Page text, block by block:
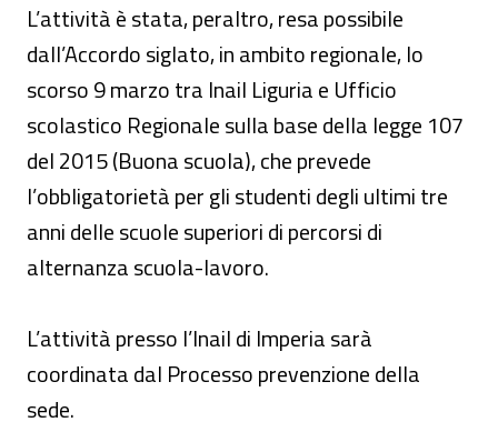
L’attività è stata, peraltro, resa possibile
dall’Accordo siglato, in ambito regionale, lo
scorso 9 marzo tra Inail Liguria e Ufficio
scolastico Regionale sulla base della legge 107
del 2015 (Buona scuola), che prevede
l’obbligatorietà per gli studenti degli ultimi tre
anni delle scuole superiori di percorsi di
alternanza scuola-lavoro.
L’attività presso l’Inail di Imperia sarà
coordinata dal Processo prevenzione della
sede.